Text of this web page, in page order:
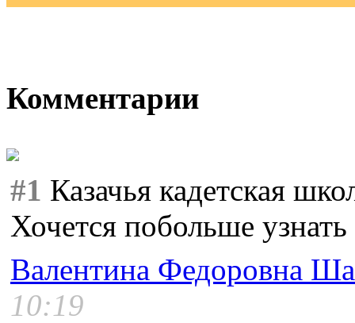
Комментарии
#1 Казачья кадетская
Хочется побольше
Валентина Федоровна
10:19